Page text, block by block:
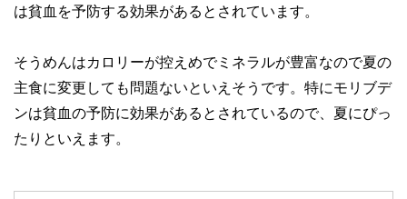
は貧血を予防する効果があるとされています。
そうめんはカロリーが控えめでミネラルが豊富なので夏の
主食に変更しても問題ないといえそうです。特にモリブデ
ンは貧血の予防に効果があるとされているので、夏にぴっ
たりといえます。